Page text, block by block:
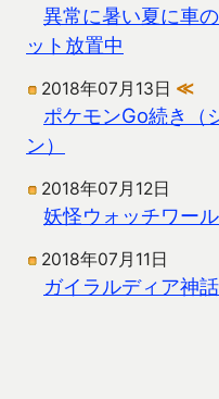
異常に暑い夏に車
ット放置中
2018年07月13日 ≪
ポケモンGo続き（
ン）
2018年07月12日
妖怪ウォッチワー
2018年07月11日
ガイラルディア神